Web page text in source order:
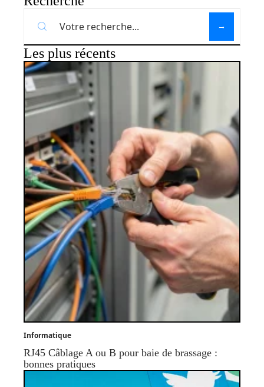
Les plus récents
Informatique
RJ45 Câblage A ou B pour baie de brassage :
bonnes pratiques